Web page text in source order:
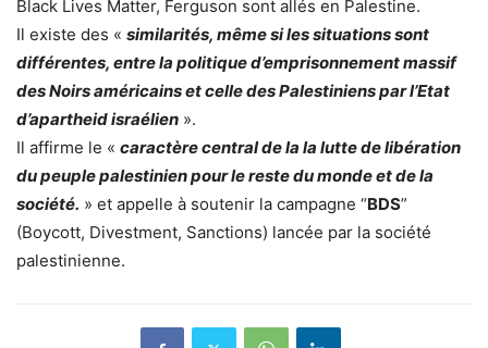
Black Lives Matter, Ferguson sont allés en Palestine.
Il existe des « similarités, même si les situations sont
différentes, entre la politique d’emprisonnement massif
des Noirs américains et celle des Palestiniens par l’Etat
d’apartheid israélien ».
Il affirme le « caractère central de la la lutte de libération
du peuple palestinien pour le reste du monde et de la
société. » et appelle à soutenir la campagne “BDS”
(Boycott, Divestment, Sanctions) lancée par la société
palestinienne.